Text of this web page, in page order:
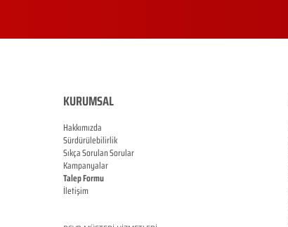
KURUMSAL
Hakkımızda
Sürdürülebilirlik
Sıkça Sorulan Sorular
Kampanyalar
Talep Formu
İletişim